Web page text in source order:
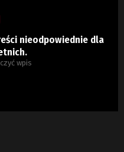
nieodpowiednie dla
wpis